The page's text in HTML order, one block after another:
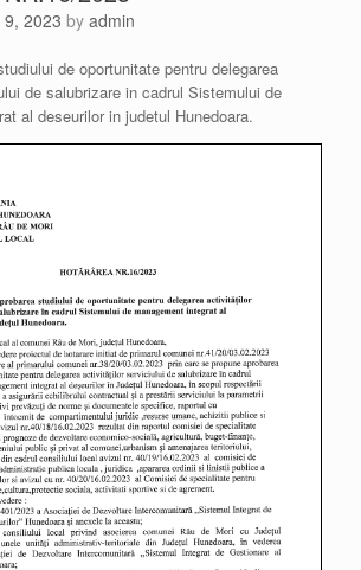
2023 by admin
de oportunitate pentru delegarea
de salubrizare in cadrul Sistemului de
al deseurilor in judetul Hunedoara.